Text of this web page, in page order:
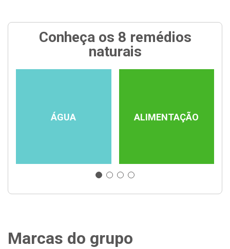
Conheça os 8 remédios
naturais
ÁGUA ALIMENTAÇÃO
Marcas do grupo